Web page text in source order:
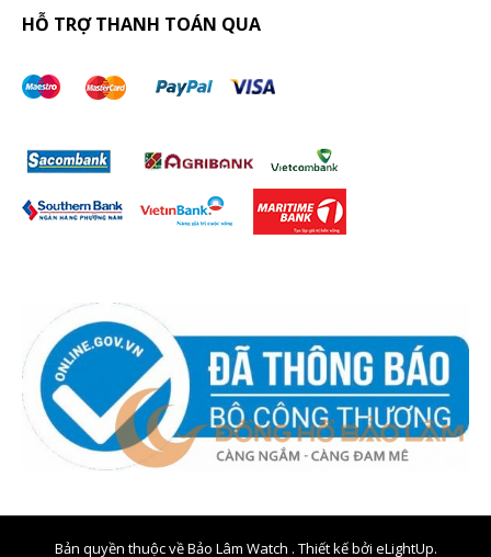
HỖ TRỢ THANH TOÁN QUA
Bản quyền thuộc về Bảo Lâm Watch . Thiết kế bởi eLightUp.